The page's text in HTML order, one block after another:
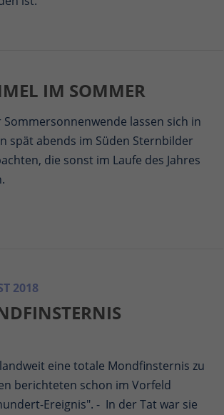
IM SOMMER
Sommersonnenwende lassen sich in
spät abends im Süden Sternbilder
die sonst im Laufe des Jahres
2018
eine totale Mondfinsternis zu
berichteten schon im Vorfeld
Ereignis". - In der Tat war sie